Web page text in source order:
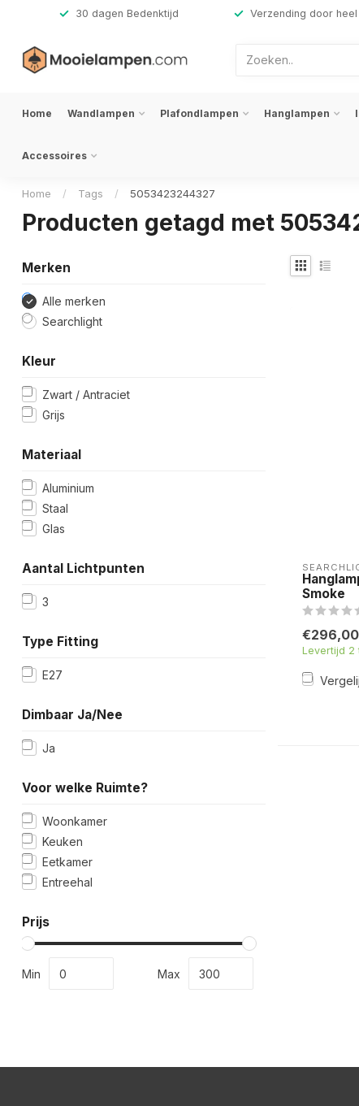
30 dagen Bedenktijd Verzending door heel
Home Wandlampen Plafondlampen Hanglampen
Accessoires
Home / Tags / 5053423244327
Producten getagd met
Merken
Alle merken
Searchlight
Kleur
Zwart / Antraciet
Grijs
Materiaal
Aluminium
Staal
Glas
Aantal Lichtpunten
3
Type Fitting
E27
Dimbaar Ja/Nee
Ja
Voor welke Ruimte?
Woonkamer
Keuken
Eetkamer
Entreehal
Prijs
Min Max
Smoke
€296,00
Levertijd 2